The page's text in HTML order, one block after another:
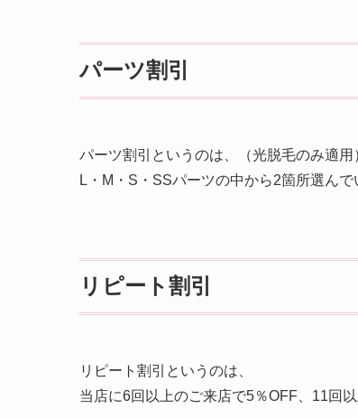
パーツ割引
パーツ割引というのは、（光脱毛のみ適用
L・M・S・SSパーツの中から2箇所選ん
リピート割引
リピート割引というのは、
当店に6回以上のご来店で5％OFF、11回